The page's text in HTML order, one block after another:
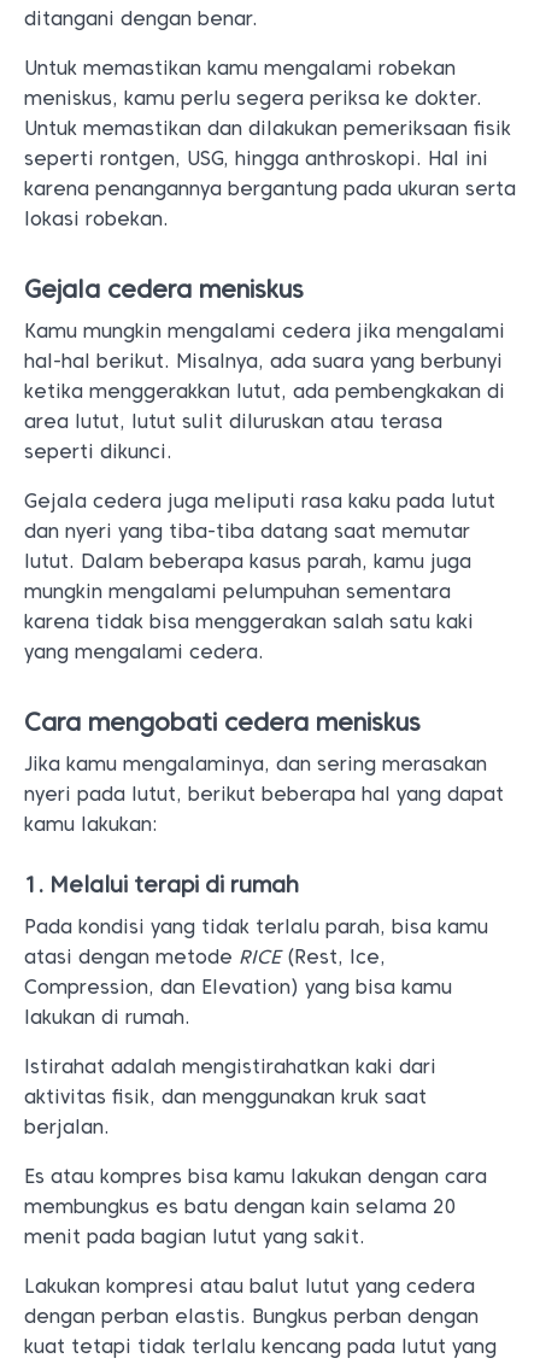
ditangani dengan benar.
Untuk memastikan kamu mengalami robekan
meniskus, kamu perlu segera periksa ke dokter.
Untuk memastikan dan dilakukan pemeriksaan fisik
seperti rontgen, USG, hingga anthroskopi. Hal ini
karena penangannya bergantung pada ukuran serta
lokasi robekan.
Gejala cedera meniskus
Kamu mungkin mengalami cedera jika mengalami
hal-hal berikut. Misalnya, ada suara yang berbunyi
ketika menggerakkan lutut, ada pembengkakan di
area lutut, lutut sulit diluruskan atau terasa
seperti dikunci.
Gejala cedera juga meliputi rasa kaku pada lutut
dan nyeri yang tiba-tiba datang saat memutar
lutut. Dalam beberapa kasus parah, kamu juga
mungkin mengalami pelumpuhan sementara
karena tidak bisa menggerakan salah satu kaki
yang mengalami cedera.
Cara mengobati cedera meniskus
Jika kamu mengalaminya, dan sering merasakan
nyeri pada lutut, berikut beberapa hal yang dapat
kamu lakukan:
1. Melalui terapi di rumah
Pada kondisi yang tidak terlalu parah, bisa kamu
atasi dengan metode RICE(Rest, Ice,
Compression, dan Elevation) yang bisa kamu
lakukan di rumah.
Istirahat adalah mengistirahatkan kaki dari
aktivitas fisik, dan menggunakan kruk saat
berjalan.
Es atau kompres bisa kamu lakukan dengan cara
membungkus es batu dengan kain selama 20
menit pada bagian lutut yang sakit.
Lakukan kompresi atau balut lutut yang cedera
dengan perban elastis. Bungkus perban dengan
kuat tetapi tidak terlalu kencang pada lutut yang